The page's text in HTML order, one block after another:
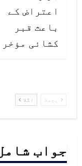
اعتراض کے
باعث قبر
کشائی مؤخر
پچھلا اگلا
جواب